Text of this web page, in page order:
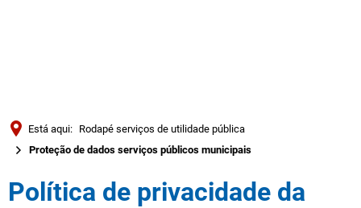
Português
Está aqui: Rodapé serviços de utilidade pública
Proteção de dados serviços públicos municipais
Política de privacidade da